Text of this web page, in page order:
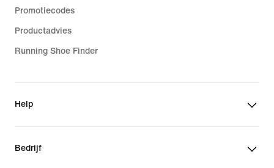
Promotiecodes
Productadvies
Running Shoe Finder
Help
Bedrijf